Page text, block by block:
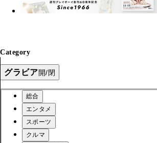
Category
グラビア開/閉
総合
エンタメ
スポーツ
クルマ